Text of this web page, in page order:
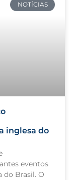
NOTÍCIAS
inglesa do
eventos
do Brasil. O